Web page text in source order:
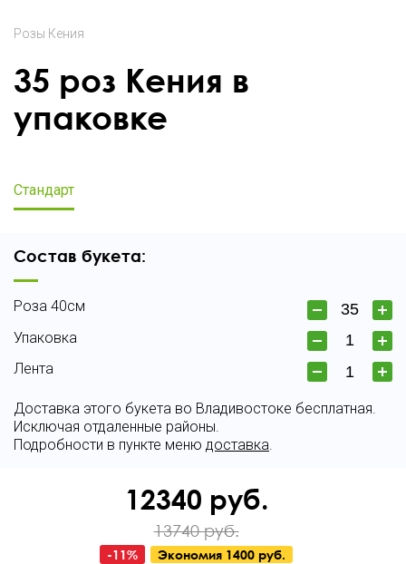
Розы Кения
35 роз Кения в
упаковке
Стандарт
Состав букета:
Роза 40см
Упаковка
Лента
Доставка этого букета во Владивостоке бесплатная.
Исключая отдаленные районы.
Подробности в пункте меню доставка.
12340 руб.
13740 руб.
-11% Экономия 1400 руб.